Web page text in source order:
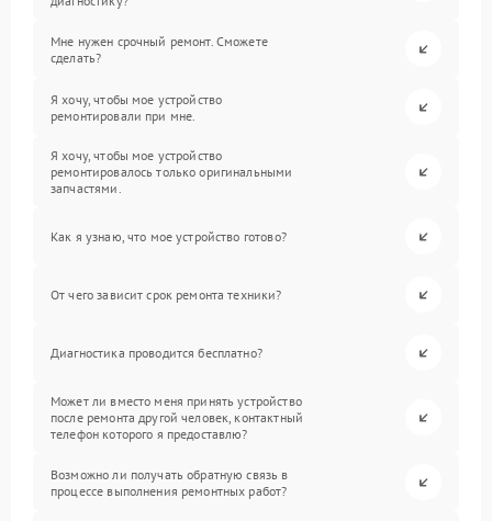
Мне нужен срочный ремонт. Сможете
сделать?
Я хочу, чтобы мое устройство
ремонтировали при мне.
Я хочу, чтобы мое устройство
ремонтировалось только оригинальными
запчастями.
Как я узнаю, что мое устройство готово?
От чего зависит срок ремонта техники?
Диагностика проводится бесплатно?
Может ли вместо меня принять устройство
после ремонта другой человек, контактный
телефон которого я предоставлю?
Возможно ли получать обратную связь в
процессе выполнения ремонтных работ?